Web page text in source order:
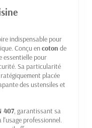
indispensable pour
Conçu encoton de
essentielle pour
Sa particularité
placée
des ustensiles et
407 , garantissant sa
professionnel.